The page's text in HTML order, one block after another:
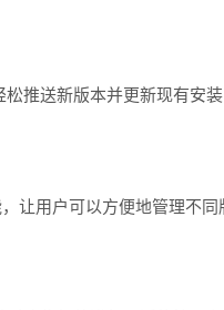
推送新版本并更新现有安
让用户可以方便地管理不